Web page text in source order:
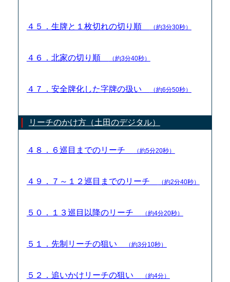
４５．生牌と１枚切れの切り順 （約3分30秒）
４６．北家の切り順 （約3分40秒）
４７．安全牌化した字牌の扱い （約6分50秒）
リーチのかけ方（土田のデジタル）
４８．６巡目までのリーチ （約5分20秒）
４９．７～１２巡目までのリーチ （約2分40秒）
５０．１３巡目以降のリーチ （約4分20秒）
５１．先制リーチの狙い （約3分10秒）
５２．追いかけリーチの狙い （約4分）